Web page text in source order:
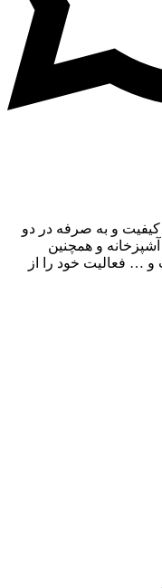
کالای با کیفیت و به صرفه در دو
و همچنین
… فعالیت خود را از